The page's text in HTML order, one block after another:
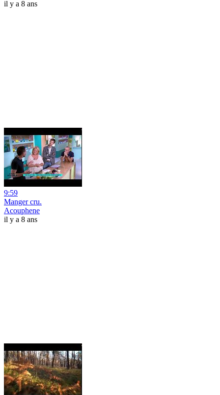
il y a 8 ans
9:59
Manger cru.
Acouphene
il y a 8 ans